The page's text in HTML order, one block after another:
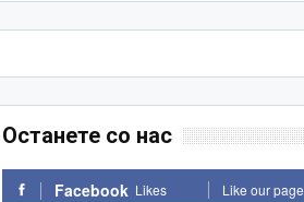
Останете со нас
Facebook Likes Like our page